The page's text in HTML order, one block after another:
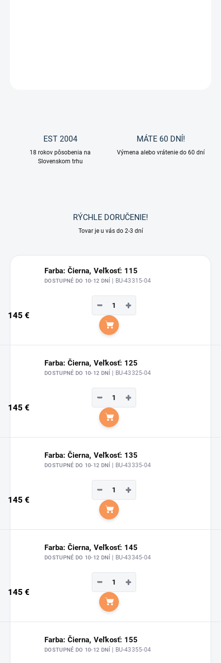
EST 2004
18 rokov pôsobenia na
Slovenskom trhu
MÁTE 60 DNÍ!
Výmena alebo vrátenie do 60 dní
RÝCHLE DORUČENIE!
Tovar je u vás do 2-3 dní
Farba: Čierna, Veľkosť: 115
DOSTUPNÉ DO 10-12 DNÍ | BU-43315-04
145 €
+
−
Do košíka
Farba: Čierna, Veľkosť: 125
DOSTUPNÉ DO 10-12 DNÍ | BU-43325-04
145 €
+
−
Do košíka
Farba: Čierna, Veľkosť: 135
DOSTUPNÉ DO 10-12 DNÍ | BU-43335-04
145 €
+
−
Do košíka
Farba: Čierna, Veľkosť: 145
DOSTUPNÉ DO 10-12 DNÍ | BU-43345-04
145 €
+
−
Do košíka
Farba: Čierna, Veľkosť: 155
DOSTUPNÉ DO 10-12 DNÍ | BU-43355-04